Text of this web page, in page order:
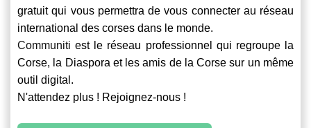
gratuit qui vous permettra de vous connecter au réseau
international des corses dans le monde.
Communiti est le réseau professionnel qui regroupe la
Corse, la Diaspora et les amis de la Corse sur un même
outil digital.
N'attendez plus ! Rejoignez-nous !